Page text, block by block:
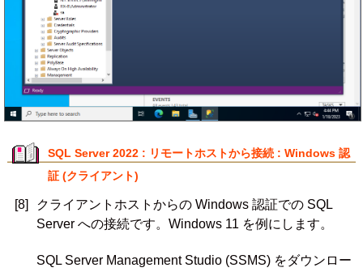
SQL Server 2022 : リモートホストから接続 : Windows 認
証 (クライアント)
[8]
クライアントホストからの Windows 認証での SQL
Server への接続です。Windows 11 を例にします。
SQL Server Management Studio (SSMS) をダウンロー